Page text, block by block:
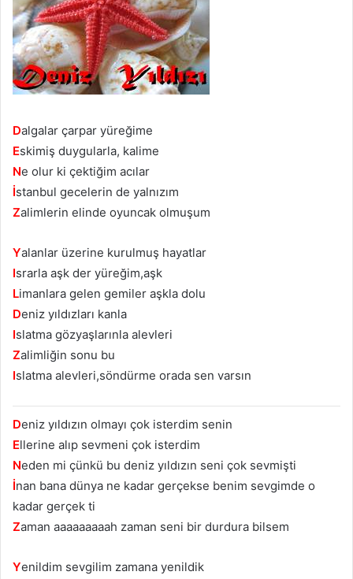
Dalgalar çarpar yüreğime
Eskimiş duygularla, kalime
Ne olur ki çektiğim acılar
İstanbul gecelerin de yalnızım
Zalimlerin elinde oyuncak olmuşum
Yalanlar üzerine kurulmuş hayatlar
Israrla aşk der yüreğim,aşk
Limanlara gelen gemiler aşkla dolu
Deniz yıldızları kanla
Islatma gözyaşlarınla alevleri
Zalimliğin sonu bu
Islatma alevleri,söndürme orada sen varsın
Deniz yıldızın olmayı çok isterdim senin
Ellerine alıp sevmeni çok isterdim
Neden mi çünkü bu deniz yıldızın seni çok sevmişti
İnan bana dünya ne kadar gerçekse benim sevgimde o
kadar gerçek ti
Zaman aaaaaaaaah zaman seni bir durdura bilsem
Yenildim sevgilim zamana yenildik